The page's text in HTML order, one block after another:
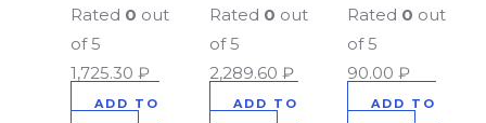
Rated 0 out
of 5
1,725.30 ₽
ADD TO
Rated 0 out
of 5
2,289.60 ₽
ADD TO
Rated 0 out
of 5
90.00₽
ADD TO